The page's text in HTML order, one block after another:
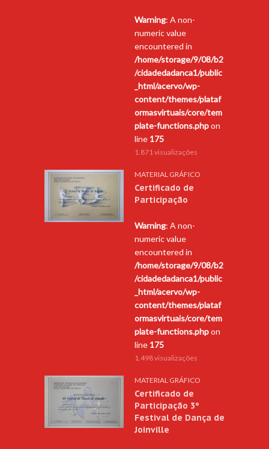
Warning: A non-
numeric value
encountered in
/home/storage/9/08/b2
/cidadedadanca1/public
_html/acervo/wp-
content/themes/plataf
ormasvirtuais/core/tem
plate-functions.phpon
line 175
1.871 visualizações
MATERIAL GRÁFICO
Certificado de
Participação
Warning: A non-
numeric value
encountered in
/home/storage/9/08/b2
/cidadedadanca1/public
_html/acervo/wp-
content/themes/plataf
ormasvirtuais/core/tem
plate-functions.phpon
line 175
1.498 visualizações
MATERIAL GRÁFICO
Certificado de
Participação 3º
Festival de Dança de
Joinville